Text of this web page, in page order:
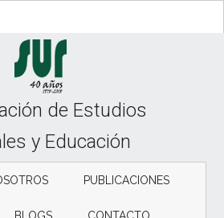
de Estudios
y Educación
PUBLICACIONES